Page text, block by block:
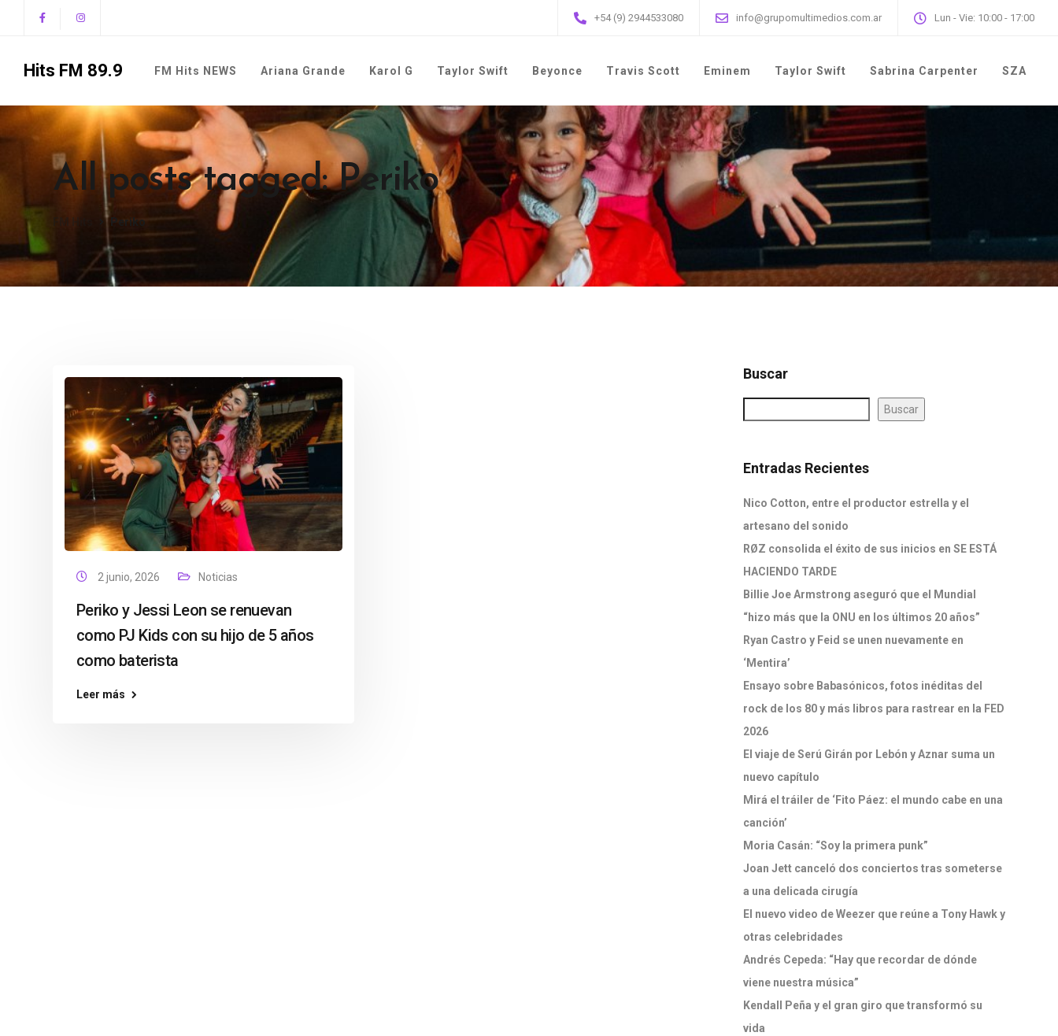
+54 (9) 2944533080 info@grupomultimedios.com.ar Lun - Vie: 10:00 - 17:00
Hits FM 89.9 FM Hits NEWS Ariana Grande Karol G Taylor Swift Beyonce Travis Scott Eminem Taylor Swift Sabrina Carpenter SZA
All posts tagged: Periko
Periko
2 junio, 2026 Noticias
Periko y Jessi Leon se renuevan
como PJ Kids con su hijo de 5 años
como baterista
Leer más
Buscar
Buscar
Entradas Recientes
Nico Cotton, entre el productor estrella y el
artesano del sonido
RØZ consolida el éxito de sus inicios en SE ESTÁ
HACIENDO TARDE
Billie Joe Armstrong aseguró que el Mundial
“hizo más que la ONU en los últimos 20 años”
Ryan Castro y Feid se unen nuevamente en
‘Mentira’
Ensayo sobre Babasónicos, fotos inéditas del
rock de los 80 y más libros para rastrear en la FED
2026
El viaje de Serú Girán por Lebón y Aznar suma un
nuevo capítulo
Mirá el tráiler de ‘Fito Páez: el mundo cabe en una
canción’
Moria Casán: “Soy la primera punk”
Joan Jett canceló dos conciertos tras someterse
a una delicada cirugía
El nuevo video de Weezer que reúne a Tony Hawk y
otras celebridades
Andrés Cepeda: “Hay que recordar de dónde
viene nuestra música”
Kendall Peña y el gran giro que transformó su
vida